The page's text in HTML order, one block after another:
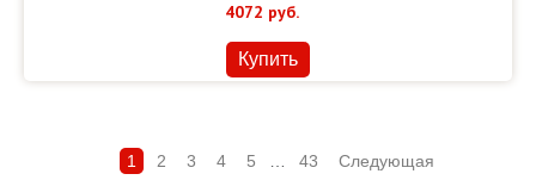
4072 руб.
Купить
1 2 3 4 5 43 Следующая